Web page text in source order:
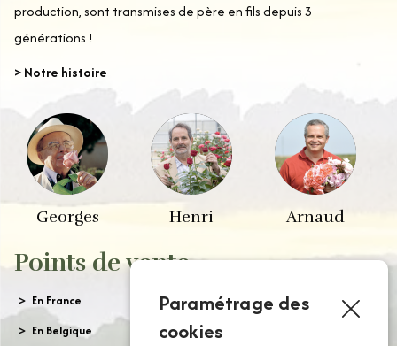
production, sont transmises de père en fils depuis 3
générations !
> Notre histoire
Georges Henri Arnaud
Points de vente
En France
En Belgique
Paramétrage des
cookies